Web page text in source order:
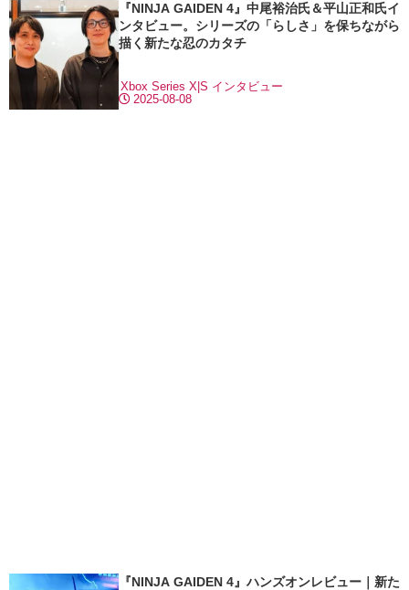
『NINJA GAIDEN 4』中尾裕治氏＆平山正和氏イ
ンタビュー。シリーズの「らしさ」を保ちながら
描く新たな忍のカタチ
2025-08-08
Xbox Series X|S インタビュー
『NINJA GAIDEN 4』ハンズオンレビュー｜新た